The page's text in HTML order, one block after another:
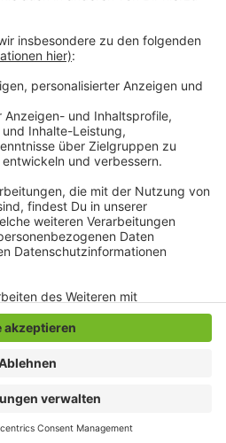
werden. Der Schnelltest ist
Patienten des Krankenhaus
oder Ausnahme-
erfolgen.